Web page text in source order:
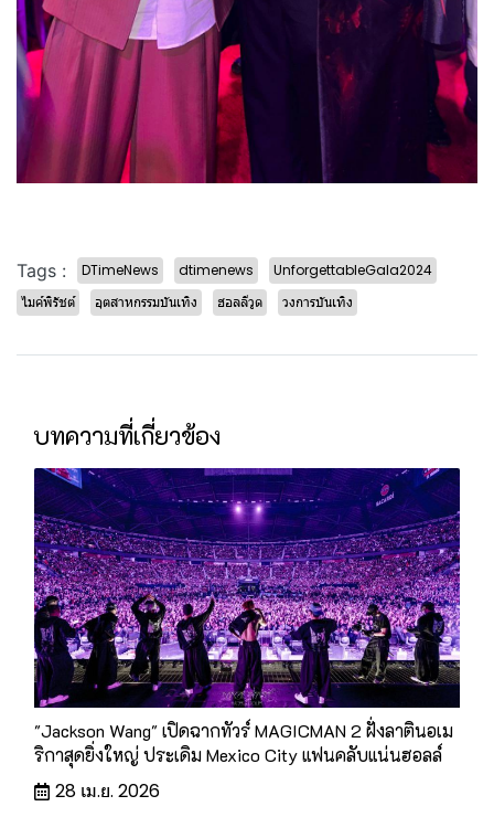
Tags : DTimeNews dtimenews
UnforgettableGala2024
ไมค์พิรัชต์
อุตสาหกรรมบันเทิง ฮอลลีวูด วงการบันเทิง
บทความที่เกี่ยวข้อง
"Jackson Wang" เปิดฉากทัวร์ MAGICMAN 2 ฝั่งลาตินอเม
ริกาสุดยิ่งใหญ่ ประเดิม Mexico City แฟนคลับแน่นฮอลล์
28 เม.ย. 2026